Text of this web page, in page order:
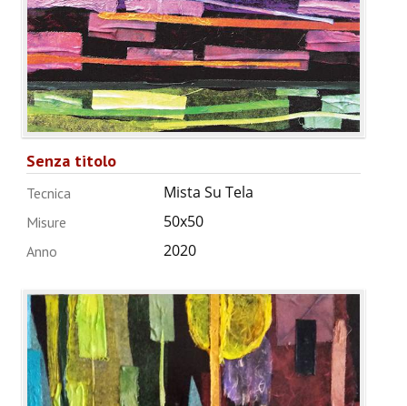
Senza titolo
Tecnica Mista Su Tela
Misure 50x50
Anno 2020